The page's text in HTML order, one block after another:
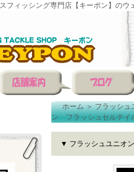
フィッシング専門店【キーポン】のウ
ホーム＞フラッシュ
ン フラッシュセルテイ
▼ フラッシュユニオ